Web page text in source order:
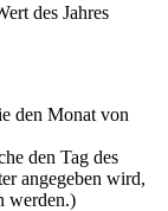
des Jahres
den Monat von
den Tag des
angegeben wird,
werden.)